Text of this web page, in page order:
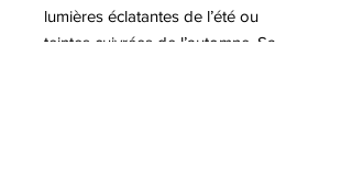
lumières éclatantes de l’été ou
teintes cuivrées de l’automne. Sa